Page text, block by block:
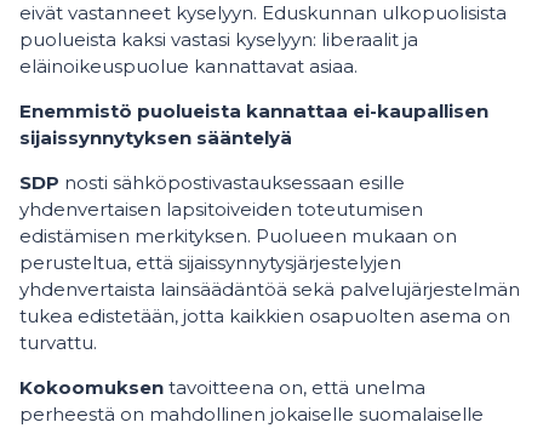
eivät vastanneet kyselyyn. Eduskunnan ulkopuolisista
puolueista kaksi vastasi kyselyyn: liberaalit ja
eläinoikeuspuolue kannattavat asiaa.
Enemmistö puolueista kannattaa ei-kaupallisen
sijaissynnytyksen sääntelyä
SDP nosti sähköpostivastauksessaan esille
yhdenvertaisen lapsitoiveiden toteutumisen
edistämisen merkityksen. Puolueen mukaan on
perusteltua, että sijaissynnytysjärjestelyjen
yhdenvertaista lainsäädäntöä sekä palvelujärjestelmän
tukea edistetään, jotta kaikkien osapuolten asema on
turvattu.
Kokoomuksen tavoitteena on, että unelma
perheestä on mahdollinen jokaiselle suomalaiselle